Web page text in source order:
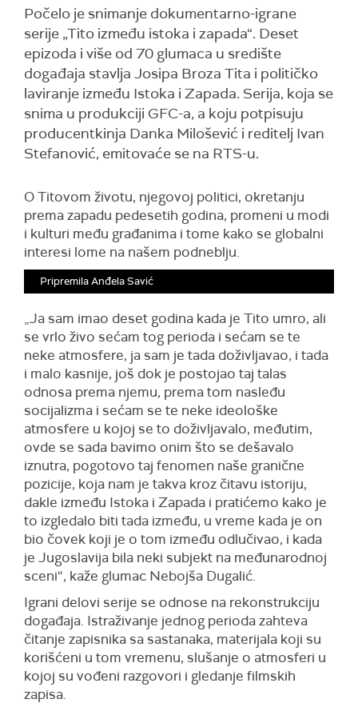
Počelo je snimanje dokumentarno-igrane
serije „Tito između istoka i zapada“. Deset
epizoda i više od 70 glumaca u središte
događaja stavlja Josipa Broza Tita i političko
laviranje između Istoka i Zapada. Serija, koja se
snima u produkciji GFC-a, a koju potpisuju
producentkinja Danka Milošević i reditelj Ivan
Stefanović, emitovaće se na RTS-u.
O Titovom životu, njegovoj politici, okretanju
prema zapadu pedesetih godina, promeni u modi
i kulturi među građanima i tome kako se globalni
interesi lome na našem podneblju.
Pripremila Anđela Savić
„Ja sam imao deset godina kada je Tito umro, ali
se vrlo živo sećam tog perioda i sećam se te
neke atmosfere, ja sam je tada doživljavao, i tada
i malo kasnije, još dok je postojao taj talas
odnosa prema njemu, prema tom nasleđu
socijalizma i sećam se te neke ideološke
atmosfere u kojoj se to doživljavalo, međutim,
ovde se sada bavimo onim što se dešavalo
iznutra, pogotovo taj fenomen naše granične
pozicije, koja nam je takva kroz čitavu istoriju,
dakle između Istoka i Zapada i pratićemo kako je
to izgledalo biti tada između, u vreme kada je on
bio čovek koji je o tom između odlučivao, i kada
je Jugoslavija bila neki subjekt na međunarodnoj
sceni“, kaže glumac Nebojša Dugalić.
Igrani delovi serije se odnose na rekonstrukciju
događaja. Istraživanje jednog perioda zahteva
čitanje zapisnika sa sastanaka, materijala koji su
korišćeni u tom vremenu, slušanje o atmosferi u
kojoj su vođeni razgovori i gledanje filmskih
zapisa.